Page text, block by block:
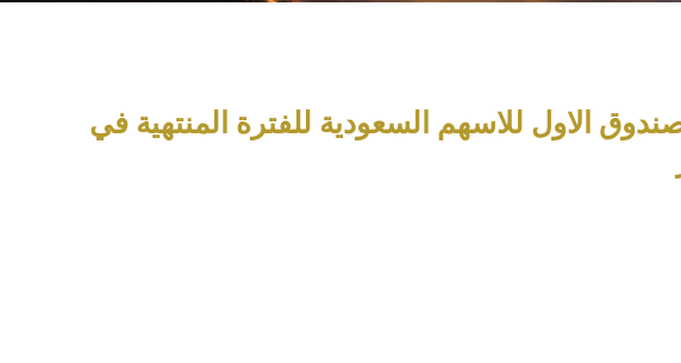
الاول للاسهم السعودية للفترة المنتهية في